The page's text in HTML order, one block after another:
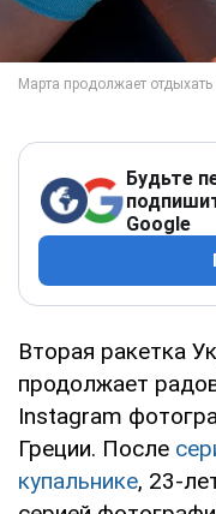
Будьте
Google
Вторая ракетка
продолжает
Instagram
Греции. После
купальнике, 23-